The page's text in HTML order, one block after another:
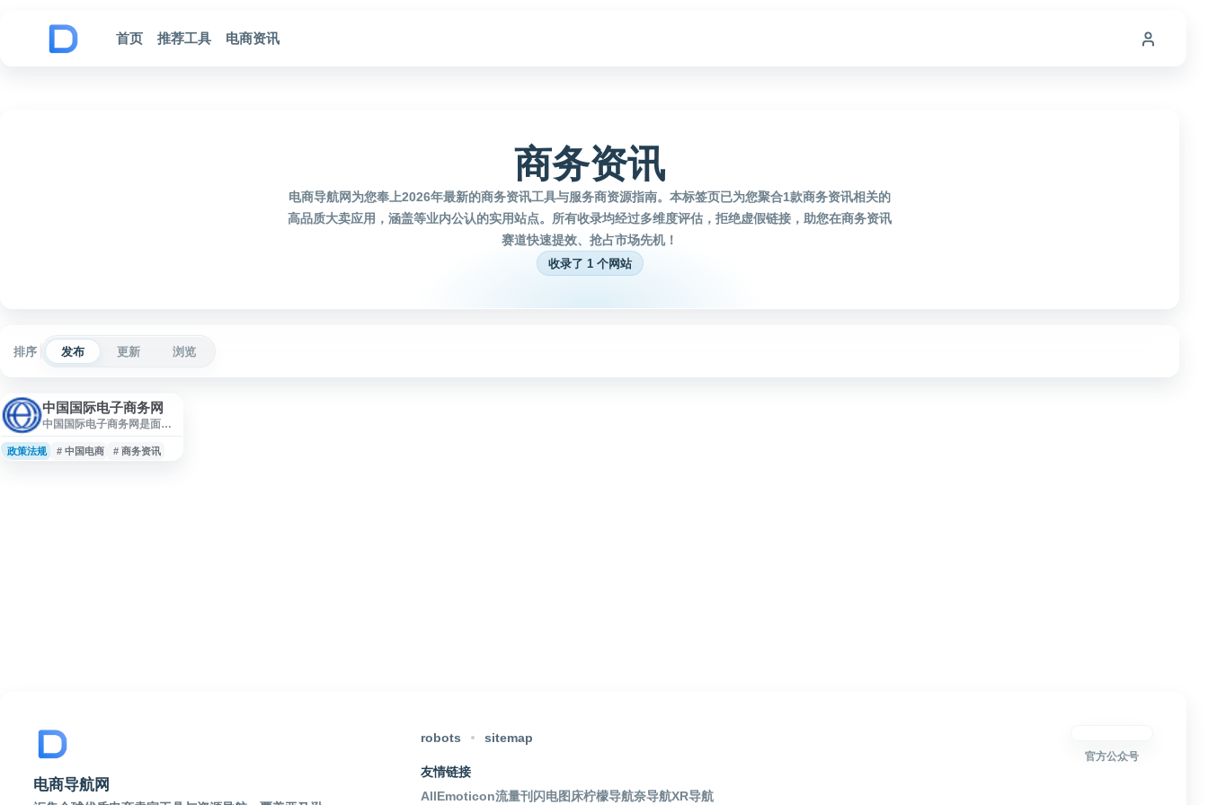
首页
推荐工具 电商资讯
商务资讯
电商导航网为您奉上2026年最新的商务资讯工具与服务商资源指南。本标签页已为您聚合1款商务资讯相关的
高品质大卖应用，涵盖等业内公认的实用站点。所有收录均经过多维度评估，拒绝虚假链接，助您在商务资讯
赛道快速提效、抢占市场先机！
收录了 1 个网站
排序 发布 更新 浏览
中国国际电子商务网
中国国际电子商务网是面向
站，聚焦行业资讯、政策动
态、市场信息与相关服务内
政策法规 # 中国电商 # 商务资讯
电商导航网
robots sitemap
友情链接
AllEmoticon流量刊 闪电图床柠檬导航奈导航XR导航
官方公众号